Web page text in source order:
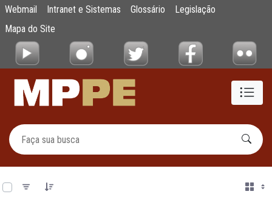
Pular para o Conteúdo principal
Documentos
Webmail Intranet e Sistemas Glossário
Legislação
Mapa do Site